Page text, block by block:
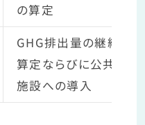
の算定
GHG排出量の継続
算定ならびに公共
施設への導入